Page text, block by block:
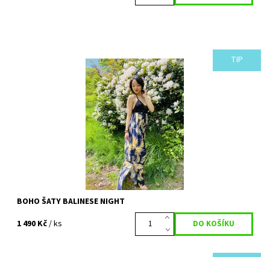
TIP
Nádherné šaty zdobené zářivými listy na večerní modré.
Oblékněte se do západu slunce a vyrazte na večeři jako kráska z
ostrova bohů. Ručně...
Vyprodáno
BOHO ŠATY BALINESE NIGHT
1 490 Kč/ ks